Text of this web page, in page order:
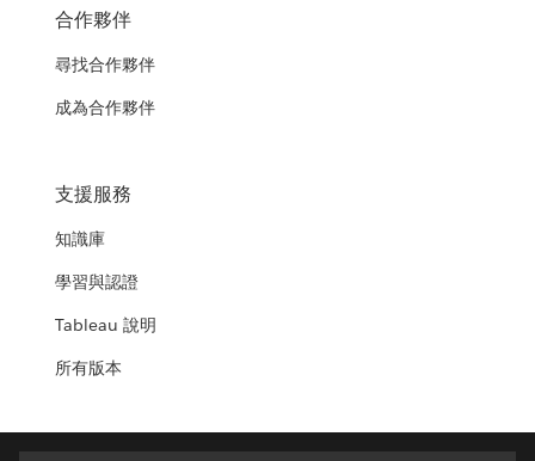
合作夥伴
尋找合作夥伴
成為合作夥伴
支援服務
知識庫
學習與認證
Tableau 說明
所有版本